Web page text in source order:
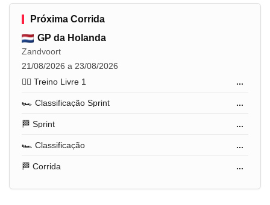
Próxima Corrida
GP da Holanda
Zandvoort
21/08/2026 a 23/08/2026
🏋️‍♂️ Treino Livre 1
...
🏎️ Classificação Sprint ...
🏁 Sprint ...
🏎️ Classificação ...
🏁 Corrida ...